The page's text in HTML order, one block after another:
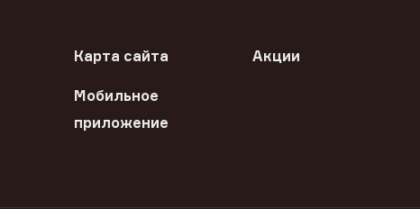
Карта сайта Акции
Мобильное
приложение